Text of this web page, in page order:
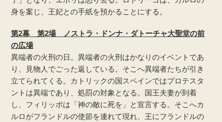
身を案じ、王妃との手紙を預かることにする。
第2幕 第2場 ノストラ・ドンナ・ダトーチャ大聖堂の前
の広場
異端者の火刑の日。異端者の火刑はかなりのイベントであ
り、見物人でごった返している。そこへ異端者たちが引き
立てられてくる。カトリックの国スペインではプロテスタ
ントは異端であり、処罰の対象となる。国王夫妻が到着
し、フィリッポは「神の敵に死を」と宣言する。そこへカ
ルロがフランドルの使節を連れて現れ、王にフランドルの